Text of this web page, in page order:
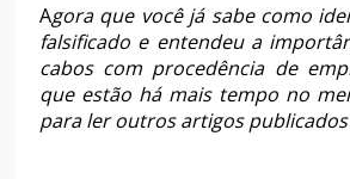
Agora que você já sabe como
falsificado e entendeu a
cabos com procedência de
que estão há mais tempo no
para ler outros artigos